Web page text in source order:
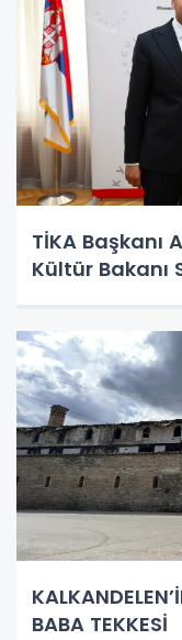
TİKA Başkanı
Kültür Bakanı
BABA TEKKESİ